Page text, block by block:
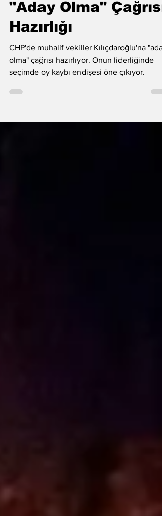
"Aday Olma" Çağrısı
Hazırlığı
CHP'de muhalif vekiller Kılıçdaroğlu'na
olma" çağrısı hazırlıyor. Onun liderliğinde
seçimde oy kaybı endişesi öne çıkıyor.